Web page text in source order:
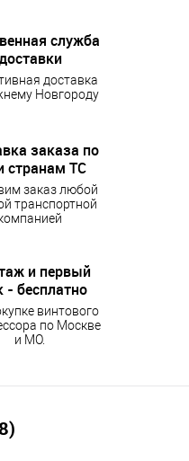
служба
доставка
Новгороду
заказа по
странам ТС
заказ любой
транспортной
и первый
- бесплатно
винтового
по Москве
и МО.